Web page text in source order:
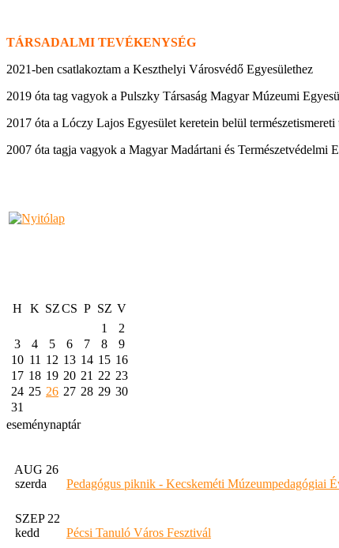
TÁRSADALMI TEVÉKENYSÉG
2021-ben csatlakoztam a Keszthelyi Városvédő Egyesülethez
2019 óta tag vagyok a Pulszky Társaság Magyar Múzeumi
2017 óta a Lóczy Lajos Egyesület keretein belül természetismereti
2007 óta tagja vagyok a Magyar Madártani és Természetvédelmi
H K SZCS P SZ V
1
2
3
4 5 6 7 8
9
10 11 12 13 14 15 16
17 18 19 20 21 22 23
24 25 26 27 28 29 30
31
eseménynaptár
AUG 26
szerda
Pedagógus piknik - Kecskeméti Múzeumpedagógiai
SZEP 22
kedd
Pécsi Tanuló Város Fesztivál